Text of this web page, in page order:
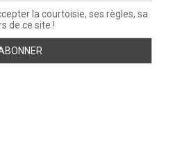
la courtoisie, ses règles, sa
de ce site !